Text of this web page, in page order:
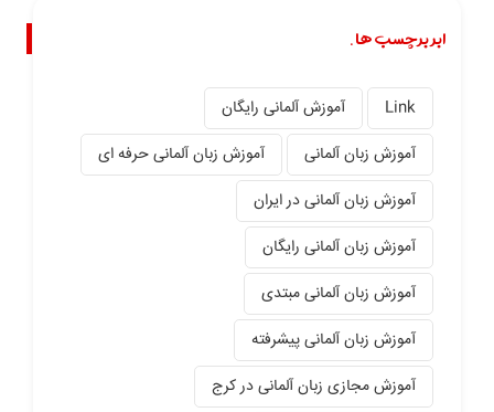
ابر برچسب ها.
Link
آموزش آلمانی رایگان
آموزش زبان آلمانی
آموزش زبان آلمانی حرفه ای
آموزش زبان آلمانی در ایران
آموزش زبان آلمانی رایگان
آموزش زبان آلمانی مبتدی
آموزش زبان آلمانی پیشرفته
آموزش مجازی زبان آلمانی در کرج